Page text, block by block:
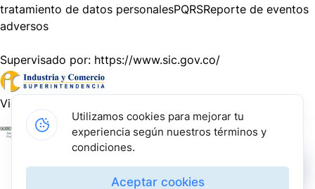
tratamiento de datos personalesPQRSReporte de eventos
adversos
Supervisado por: https://www.sic.gov.co/
Vigilado por:
Gracias a nuestros impulsadores, podemos presentarte la
solución tecnológica más avanzada para resolver los
desafíos farmacéuticos de la actualidad.
Utilizamos cookies para mejorar tu
experiencia según nuestros términos y
condiciones.
Aceptar cookies